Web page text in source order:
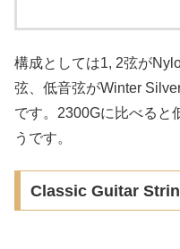
構成としては1, 2弦が
弦、低音弦がWinter
です。2300Gに比べると
うです。
Classic Guitar